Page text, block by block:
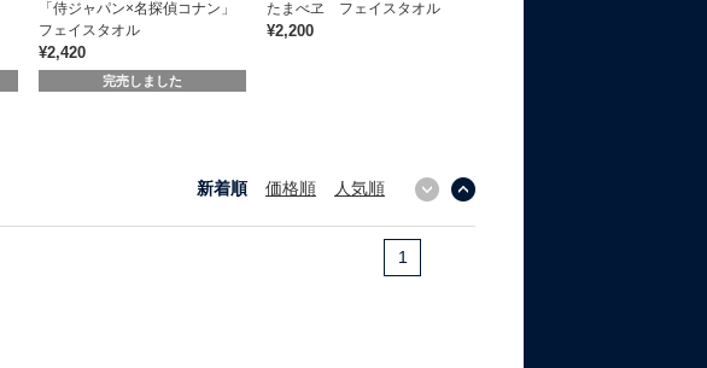
「侍ジャパン×名探偵コナン」
フェイスタオル
¥2,420
完売しました
たまべヱ フェイスタオル
¥2,200
新着順 価格順 人気順
1